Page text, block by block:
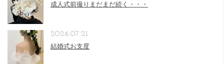
成人式前撮りまだまだ続く・・・
結婚式お支度
2026.07.21